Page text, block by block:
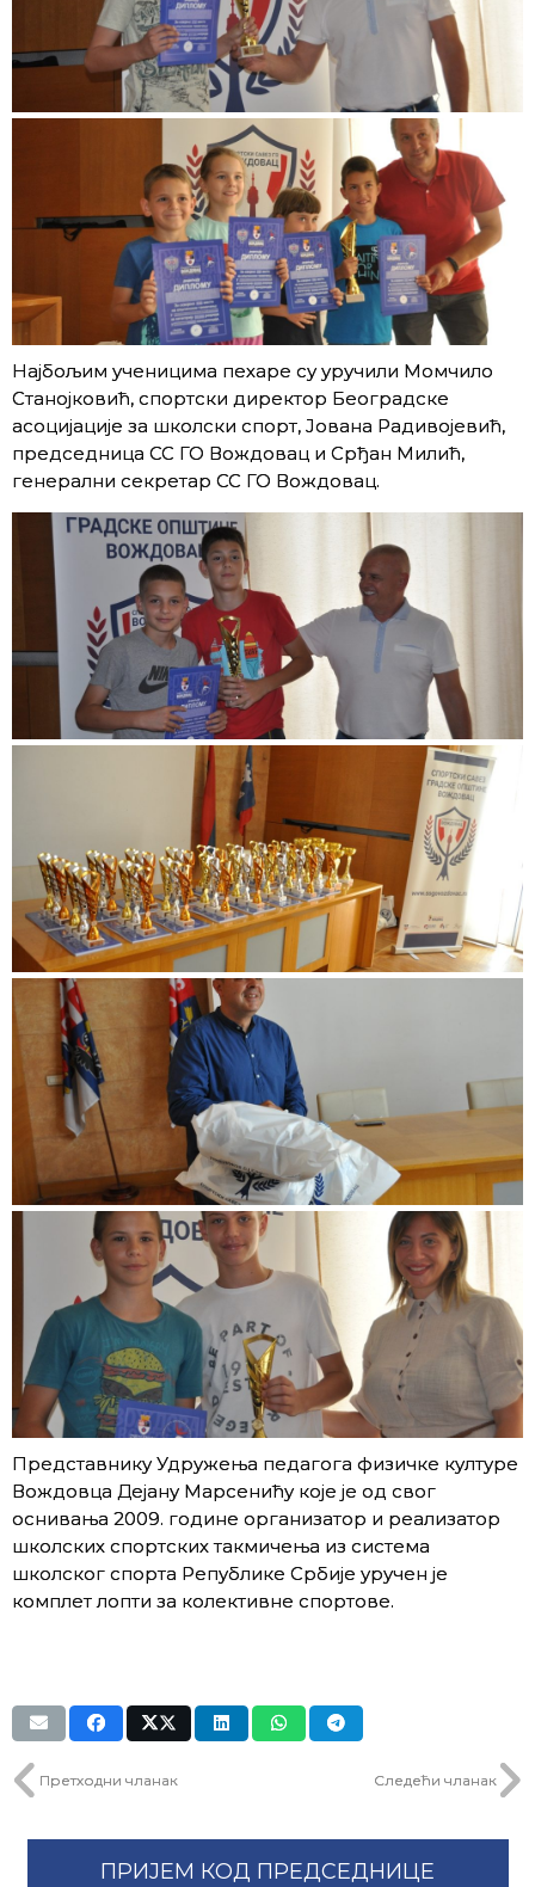
Најбољим ученицима пехаре су уручили Момчило
Станојковић, спортски директор Београдске
асоцијације за школски спорт, Јована Радивојевић,
председница СС ГО Вождовац и Срђан Милић,
генерални секретар СС ГО Вождовац.
Представнику Удружења педагога физичке културе
Вождовца Дејану Марсенићу које је од свог
оснивања 2009. године организатор и реализатор
школских спортских такмичења из система
школског спорта Републике Србије уручен је
комплет лопти за колективне спортове.
Претходни чланак Следећи чланак
ПРИЈЕМ КОД ПРЕДСЕДНИЦЕ